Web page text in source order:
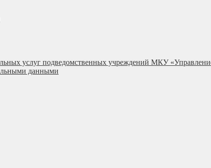
услуг подведомственных учреждений МКУ
данными